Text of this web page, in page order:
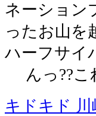
ネーション
ったお山を
ハーフサイ
んっ??こ
キドキド